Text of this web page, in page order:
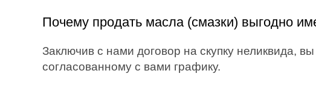
Почему продать масла (смазки) выгодно
Заключив с нами договор на скупку неликвида,
согласованному с вами графику.